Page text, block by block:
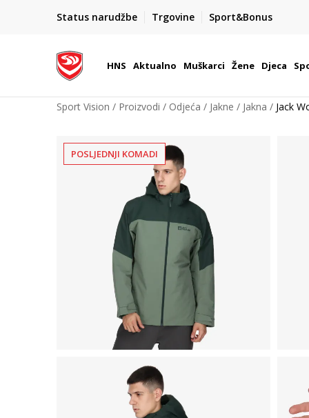
Status narudžbe Trgovine Sport&Bonus
BOX NOW
Dostava 1,50 €
| Više od 800 paketomata u
HNS Aktualno Muškarci Žene Djeca
Sport Vision Proizvodi Odjeća Jakne Jakna Jack
POSLJEDNJI KOMADI